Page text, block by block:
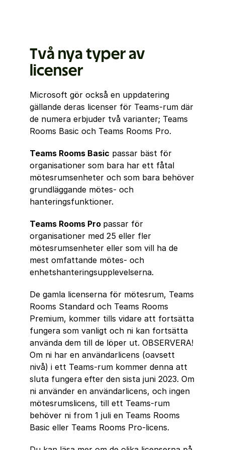
Två nya typer av
licenser
Microsoft gör också en uppdatering
gällande deras licenser för Teams-rum där
de numera erbjuder två varianter; Teams
Rooms Basic och Teams Rooms Pro.
Teams Rooms Basic passar bäst för
organisationer som bara har ett fåtal
mötesrumsenheter och som bara behöver
grundläggande mötes- och
hanteringsfunktioner.
Teams Rooms Pro passar för
organisationer med 25 eller fler
mötesrumsenheter eller som vill ha de
mest omfattande mötes- och
enhetshanteringsupplevelserna.
De gamla licenserna för mötesrum, Teams
Rooms Standard och Teams Rooms
Premium, kommer tills vidare att fortsätta
fungera som vanligt och ni kan fortsätta
använda dem till de löper ut. OBSERVERA!
Om ni har en användarlicens (oavsett
nivå) i ett Teams-rum kommer denna att
sluta fungera efter den sista juni 2023. Om
ni använder en användarlicens, och ingen
mötesrumslicens, till ett Teams-rum
behöver ni from 1 juli en Teams Rooms
Basic eller Teams Rooms Pro-licens.